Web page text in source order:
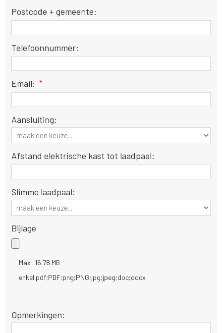
Postcode + gemeente:
Telefoonnummer:
Email: *
Aansluiting:
Afstand elektrische kast tot laadpaal:
Slimme laadpaal:
Bijlage
Max: 16.78 MB
enkel pdf;PDF;png;PNG;jpg;jpeg;doc;docx
Opmerkingen: